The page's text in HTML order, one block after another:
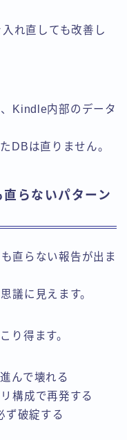
れ直しても改善し
Kindle内部のデータ
DBは直りません。
らないパターン
直らない報告が出ま
議に見えます。
り得ます。
んで壊れる
構成で再発する
ず破綻する